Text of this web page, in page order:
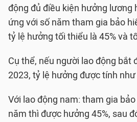
động đủ điều kiện hưởng lương
ứng với số năm tham gia bảo
tỷ lệ hưởng tối thiểu là 45% và
Cụ thể, nếu người lao động bắt
2023, tỷ lệ hưởng được tính như
Với lao động nam: tham gia
năm thì được hưởng 45%, sau